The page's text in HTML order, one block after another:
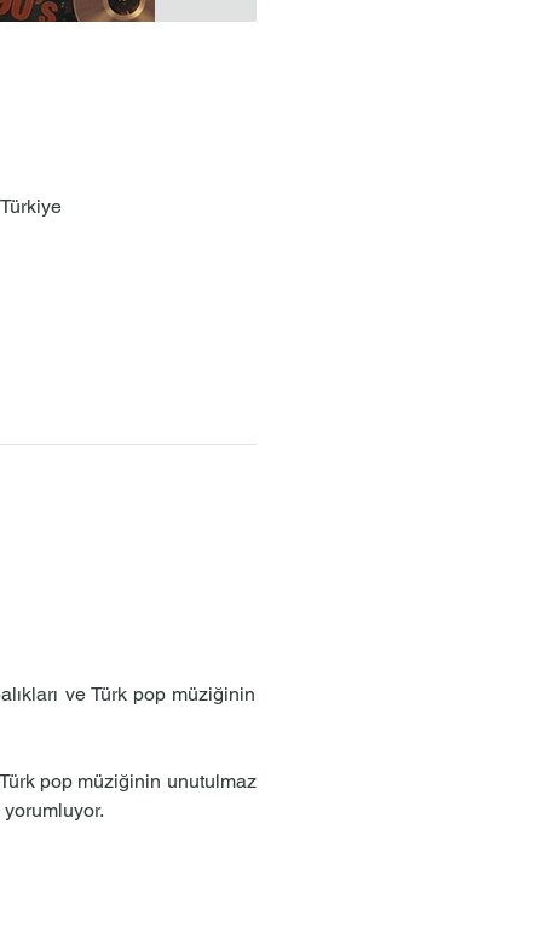
ve Türk pop müziğinin
pop müziğinin unutulmaz